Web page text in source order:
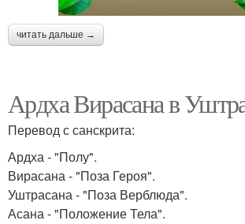
читать дальше →
Ардха Вирасана в
Перевод с санскрита:
Ардха - "Полу".
Вирасана - "Поза Героя".
Уштрасана - "Поза Верблюда".
Асана - "Положение Тела".